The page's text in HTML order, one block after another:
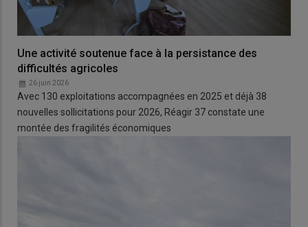
Une activité soutenue face à la persistance des
difficultés agricoles
26 juin 2026
Avec 130 exploitations accompagnées en 2025 et déjà 38
nouvelles sollicitations pour 2026, Réagir 37 constate une
montée des fragilités économiques